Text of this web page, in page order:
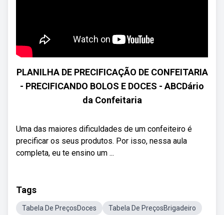
PLANILHA DE PRECIFICAÇÃO DE CONFEITARIA
- PRECIFICANDO BOLOS E DOCES - ABCDário
da Confeitaria
Uma das maiores dificuldades de um confeiteiro é
precificar os seus produtos. Por isso, nessa aula
completa, eu te ensino um ...
Tags
Tabela De PreçosDoces Tabela De PreçosBrigadeiro